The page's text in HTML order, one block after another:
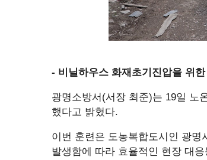
- 비닐하우스 화재초기진압을 위
광명소방서(서장 최준)는 19일 노
했다고 밝혔다.
이번 훈련은 도농복합도시인 광
발생함에 따라 효율적인 현장 대